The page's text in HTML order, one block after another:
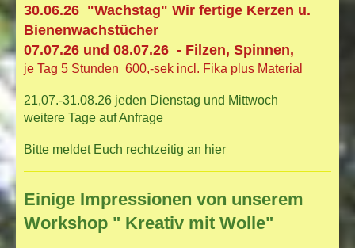
30.06.26 "Wachstag" Wir fertige Kerzen u.
Bienenwachstücher
07.07.26 und 08.07.26 - Filzen, Spinnen,
je Tag 5 Stunden 600,-sek incl. Fika plus Material
21,07.-31.08.26 jeden Dienstag und Mittwoch
weitere Tage auf Anfrage
Bitte meldet Euch rechtzeitig an hier
Einige Impressionen von unserem
Workshop " Kreativ mit Wolle"